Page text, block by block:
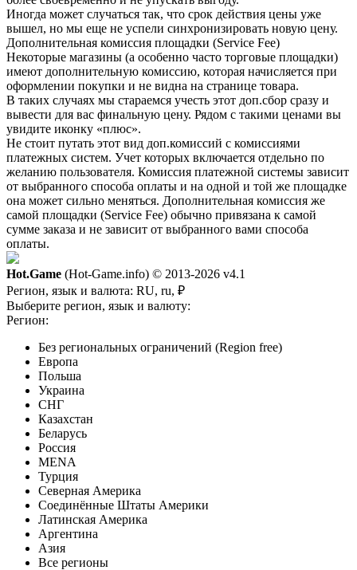
Иногда может случаться так, что срок действия цены уже
вышел, но мы еще не успели синхронизировать новую цену.
Дополнительная комиссия площадки (Service Fee)
Некоторые магазины (а особенно часто торговые площадки)
имеют дополнительную комиссию, которая начисляется при
оформлении покупки и не видна на странице товара.
В таких случаях мы стараемся учесть этот доп.сбор сразу и
вывести для вас финальную цену. Рядом с такими ценами вы
увидите иконку «плюс».
Не стоит путать этот вид доп.комиссий с комиссиями
платежных систем. Учет которых включается отдельно по
желанию пользователя. Комиссия платежной системы зависит
от выбранного способа оплаты и на одной и той же площадке
она может сильно меняться. Дополнительная комиссия же
самой площадки (Service Fee) обычно привязана к самой
сумме заказа и не зависит от выбранного вами способа
оплаты.
Hot.Game (Hot-Game.info) © 2013-2026 v4.1
Регион, язык и валюта: RU, ru, ₽
Выберите регион, язык и валюту:
Регион:
Без региональных ограничений (Region free)
Европа
Польша
Украина
СНГ
Казахстан
Беларусь
Россия
MENA
Турция
Северная Америка
Соединённые Штаты Америки
Латинская Америка
Аргентина
Азия
Все регионы